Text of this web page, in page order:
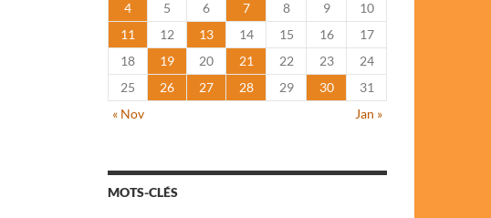
4
5 6 7 8 9
10
11
12 13 14 15 16
17
18
19 20 21 22 23
24
25
26 27 28 29 30
31
« Nov
Jan »
MOTS-CLÉS